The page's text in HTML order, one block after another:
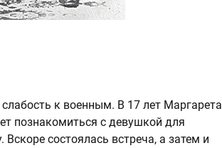
к военным. В 17 лет Маргарета
познакомиться с девушкой для
состоялась встреча, а затем и